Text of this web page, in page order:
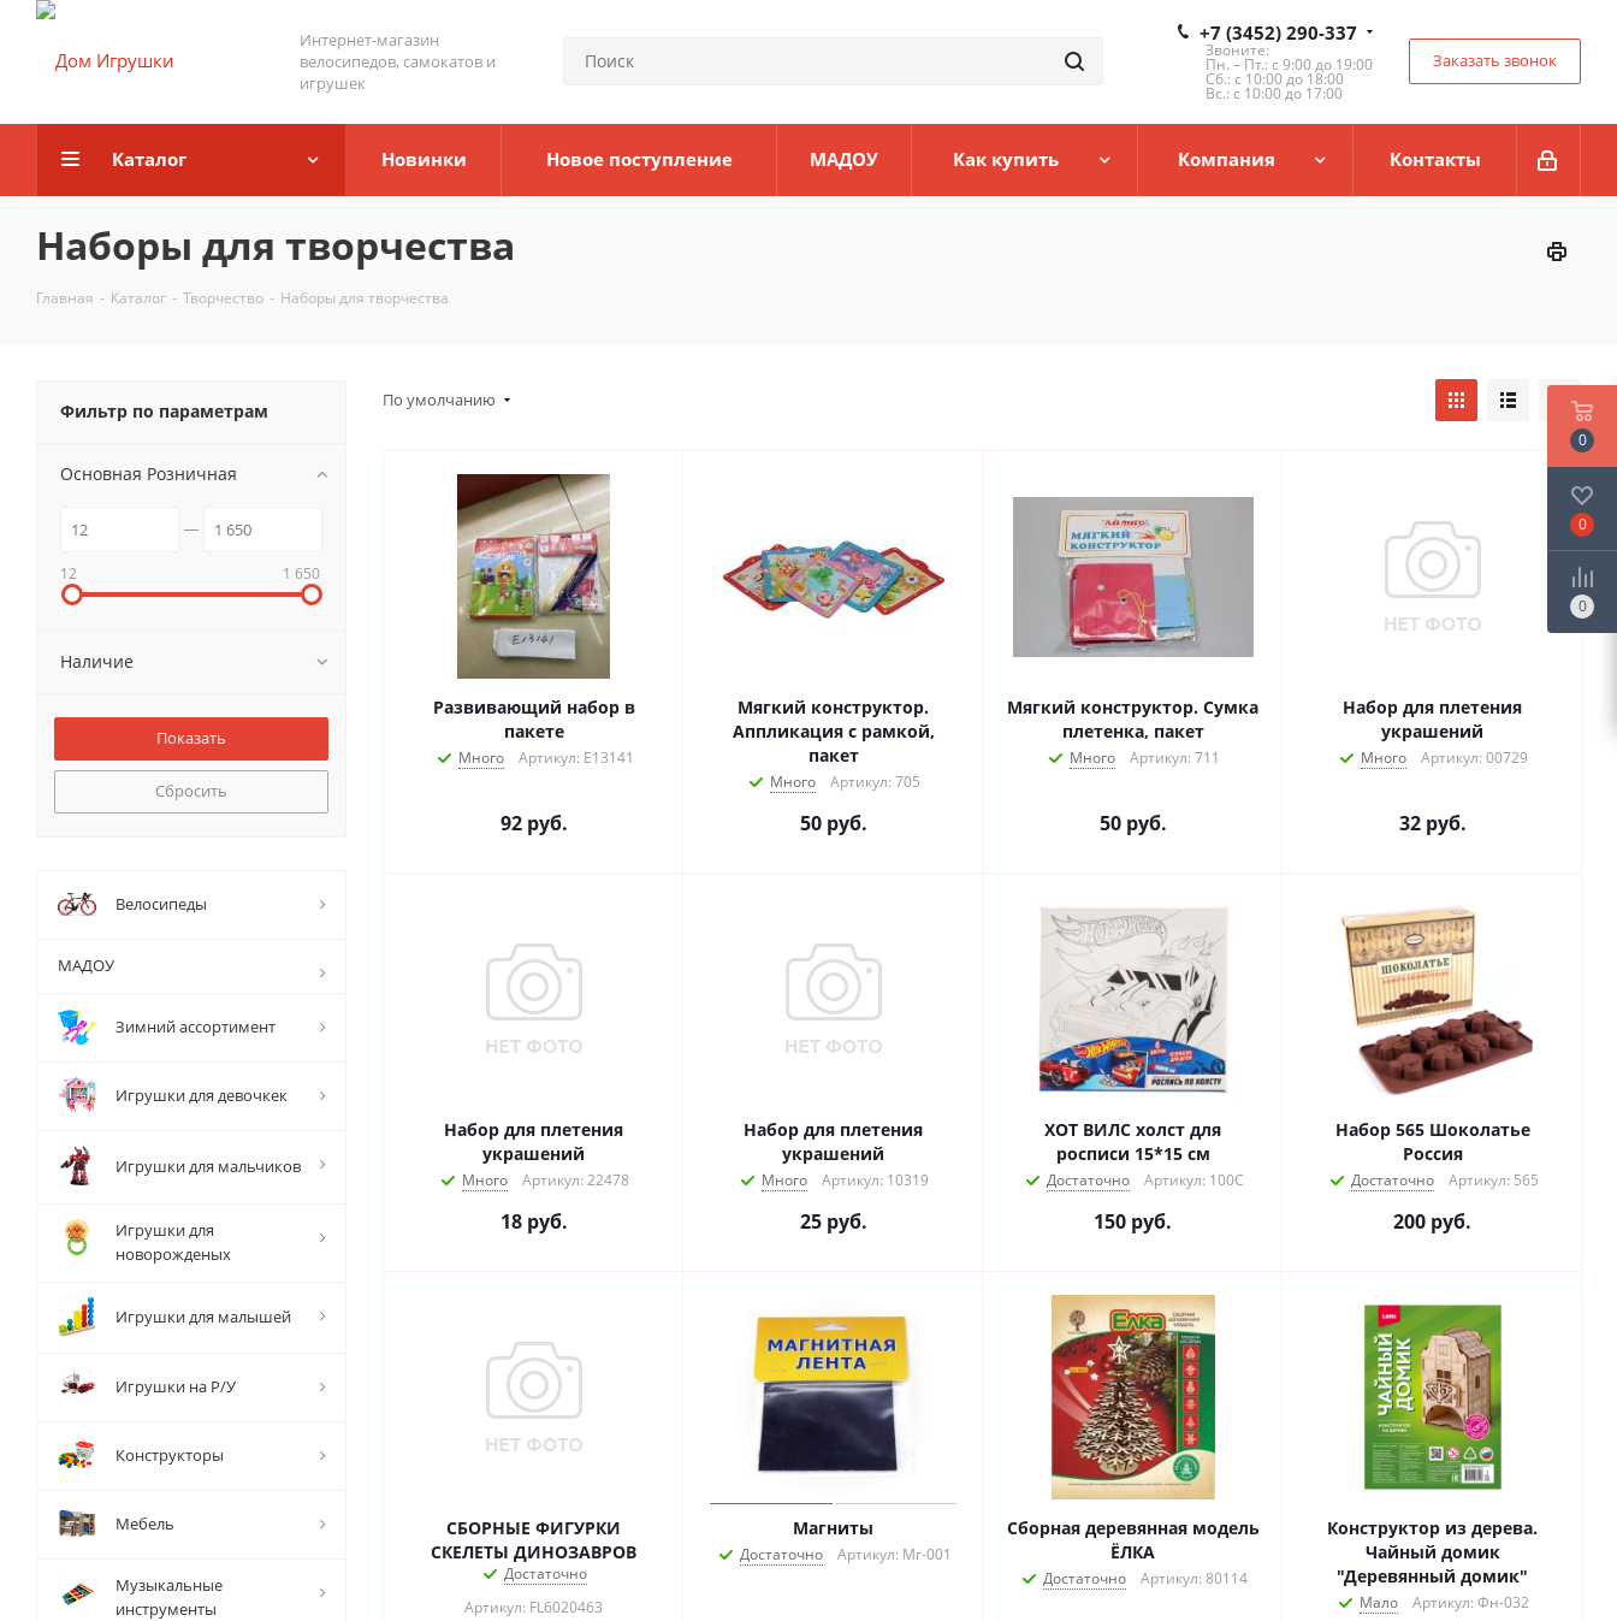
Интернет-магазин
велосипедов, самокатов и
игрушек
+7 (3452) 290-337
Звоните:
Пн. – Пт.: с 9:00 до 19:00
Сб.: с 10:00 до 18:00
Вс.: с 10:00 до 17:00
Заказать звонок
Каталог Новинки Новое поступление МАДОУ Как купить Компания Контакты
Наборы для творчества
Главная - Каталог - Творчество - Наборы для творчества
По умолчанию
Развивающий набор в
пакете
Много Артикул: Е13141
92руб.
Мягкий конструктор.
Аппликация с рамкой,
пакет
Много Артикул: 705
50руб.
Мягкий конструктор. Сумка
плетенка, пакет
Много Артикул: 711
50руб.
Набор для плетения
украшений
Много Артикул: 00729
32руб.
Набор для плетения
украшений
Много Артикул: 22478
18руб.
Набор для плетения
украшений
Много Артикул: 10319
25руб.
ХОТ ВИЛС холст для
росписи 15*15 см
Достаточно Артикул: 100С
150 руб.
Набор 565 Шоколатье
Россия
Достаточно Артикул: 565
200 руб.
СБОРНЫЕ ФИГУРКИ
СКЕЛЕТЫ ДИНОЗАВРОВ
Достаточно
Артикул: FL6020463
Магниты
Достаточно Артикул: Мг-001
Сборная деревянная модель
ЁЛКА
Достаточно Артикул: 80114
Конструктор из дерева.
Чайный домик
"Деревянный домик"
Мало Артикул: Фн-032
Фильтр по параметрам
Основная Розничная
12 1 650
Наличие
Сбросить
Велосипеды
МАДОУ
Зимний ассортимент
Игрушки для девочкек
Игрушки для мальчиков
Игрушки для
новорожденых
Игрушки для малышей
Игрушки на Р/У
Конструкторы
Мебель
Музыкальные
инструменты
0
0
0